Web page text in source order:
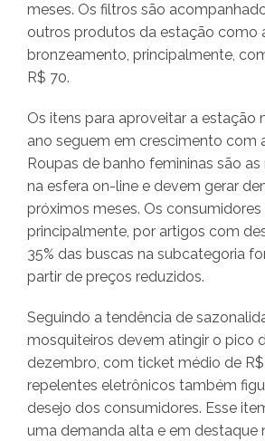
meses. Os filtros são
outros produtos da estação como
bronzeamento, principalmente,
R$ 70.
Os itens para aproveitar a estação
ano seguem em crescimento com
Roupas de banho femininas são
na esfera on-line e devem gerar
próximos meses. Os consumidores
principalmente, por artigos com
35% das buscas na subcategoria
partir de preços reduzidos.
Seguindo a tendência de
mosquiteiros devem atingir o pico
dezembro, com ticket médio de
repelentes eletrônicos também
desejo dos consumidores. Esse
uma demanda alta e em destaque